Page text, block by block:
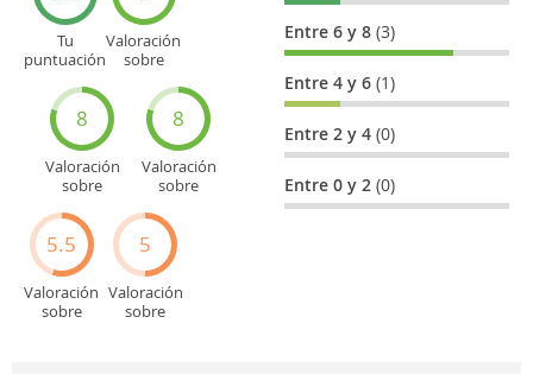
Tu
puntuación
Valoración
sobre
8
Valoración
sobre
8
Valoración
sobre
turísticos
5.5
Valoración
sobre
5
Valoración
sobre
Entre 6 y 8(3)
Entre 4 y 6(1)
Entre 2 y 4(0)
Entre 0 y 2(0)